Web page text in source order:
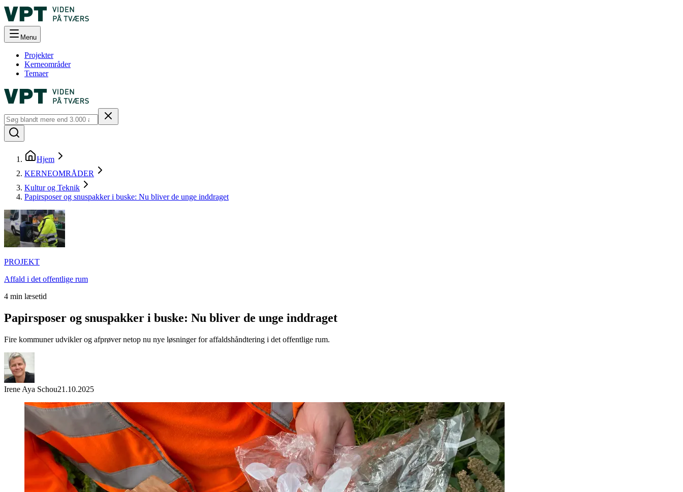
Menu
Projekter
Kerneområder
Temaer
Hjem
KERNEOMRÅDER
Kultur og Teknik
Papirsposer og snuspakker i buske: Nu bliver de unge inddraget
PROJEKT
Affald i det offentlige rum
4 min læsetid
Papirsposer og snuspakker i buske: Nu bliver de unge inddraget
Fire kommuner udvikler og afprøver netop nu nye løsninger for affaldshåndtering i det offentlige rum.
Irene Aya Schou21.10.2025